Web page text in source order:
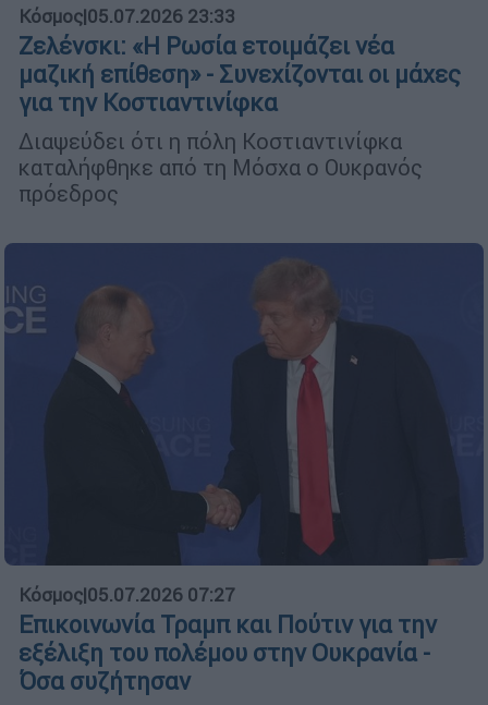
Κόσμος|05.07.2026 23:33
Ζελένσκι: «Η Ρωσία ετοιμάζει νέα
μαζική επίθεση» - Συνεχίζονται οι μάχες
για την Κοστιαντινίφκα
Διαψεύδει ότι η πόλη Κοστιαντινίφκα
καταλήφθηκε από τη Μόσχα ο Ουκρανός
πρόεδρος
Κόσμος|05.07.2026 07:27
Επικοινωνία Τραμπ και Πούτιν για την
εξέλιξη του πολέμου στην Ουκρανία -
Όσα συζήτησαν